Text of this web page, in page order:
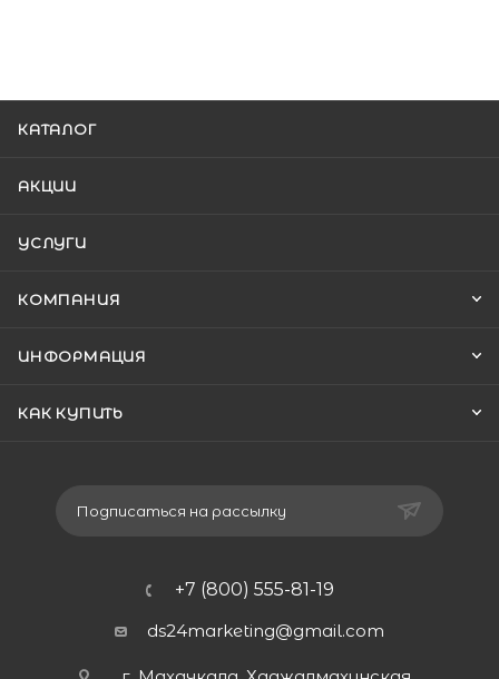
КАТАЛОГ
АКЦИИ
УСЛУГИ
КОМПАНИЯ
ИНФОРМАЦИЯ
КАК КУПИТЬ
Подписаться на рассылку
+7 (800) 555-81-19
ds24marketing@gmail.com